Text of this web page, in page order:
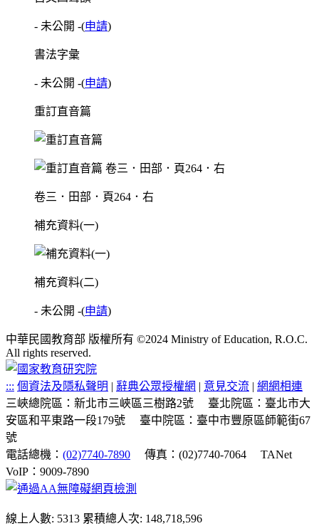
- 未公開 -(申請)
書法字彙
- 未公開 -(申請)
重訂直音篇
卷三．田部．頁264．右
補充資料(一)
補充資料(二)
- 未公開 -(申請)
中華民國教育部 版權所有 ©2024 Ministry of Education, R.O.C.
All rights reserved.
::: 個資法及隱私聲明 | 辭典公眾授權網 | 意見交流 | 網網相連
三峽總院區：新北市三峽區三樹路2號
臺北院區：臺北市大
安區和平東路一段179號
臺中院區：臺中市豐原區師範街67
號
電話總機： (02)7740-7890 傳真：(02)7740-7064
TANet
VoIP：9009-7890
線上人數: 5313 累積總人次: 148,718,596